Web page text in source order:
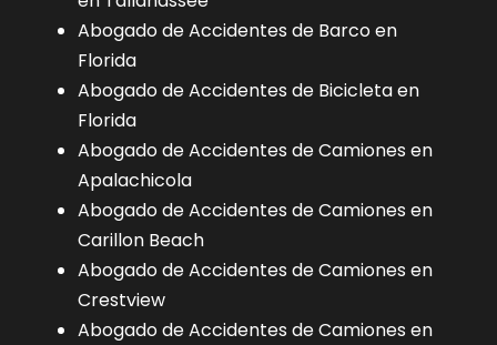
Abogado de Accidentes de Barco en
Florida
Abogado de Accidentes de Bicicleta en
Florida
Abogado de Accidentes de Camiones en
Apalachicola
Abogado de Accidentes de Camiones en
Carillon Beach
Abogado de Accidentes de Camiones en
Crestview
Abogado de Accidentes de Camiones en